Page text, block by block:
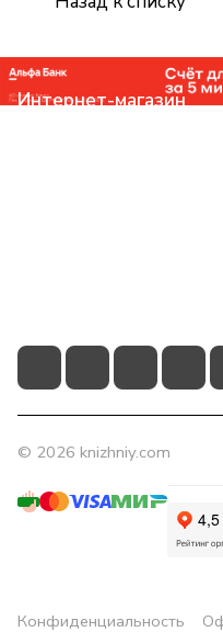
Интернет-магазин
© 2026 knizhniy.com
Конфиденциальность